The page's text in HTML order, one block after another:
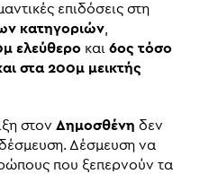
επιδόσεις στη
κατηγοριών
ελεύθερο και 6ος τόσο
στα 200μ μεικτής
στον Δημοσθένη δεν
Δέσμευση να
που ξεπερνούν τα